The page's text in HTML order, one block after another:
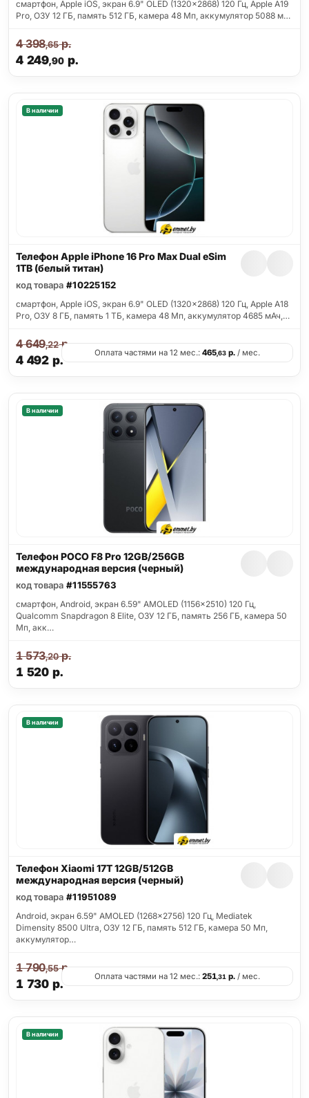
смартфон, Apple iOS, экран 6.9" OLED (1320x2868) 120 Гц, Apple A19
Pro, ОЗУ 12 ГБ, память 512 ГБ, камера 48 Мп, аккумулятор 5088 м…
4 249,90 р.
4 398,65р.
В наличии
Телефон Apple iPhone 16 Pro Max Dual eSim
1TB (белый титан)
код товара #10225152
смартфон, Apple iOS, экран 6.9" OLED (1320x2868) 120 Гц, Apple A18
Pro, ОЗУ 8 ГБ, память 1 ТБ, камера 48 Мп, аккумулятор 4685 мАч,…
4 492 р.
4 649,22р.
Оплата частями на 12 мес.: 465,63 р. / мес.
В наличии
Телефон POCO F8 Pro 12GB/256GB
международная версия (черный)
код товара #11555763
смартфон, Android, экран 6.59" AMOLED (1156x2510) 120 Гц,
Qualcomm Snapdragon 8 Elite, ОЗУ 12 ГБ, память 256 ГБ, камера 50
Мп, акк…
1 520 р.
1 573,20р.
В наличии
Телефон Xiaomi 17T 12GB/512GB
международная версия (черный)
код товара #11951089
Android, экран 6.59" AMOLED (1268x2756) 120 Гц, Mediatek
Dimensity 8500 Ultra, ОЗУ 12 ГБ, память 512 ГБ, камера 50 Мп,
аккумулятор…
1 730 р.
1 790,55р.
Оплата частями на 12 мес.: 251,31 р. / мес.
В наличии